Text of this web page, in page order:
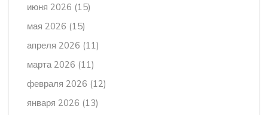
июня 2026 (15)
мая 2026 (15)
апреля 2026 (11)
марта 2026 (11)
февраля 2026 (12)
января 2026 (13)